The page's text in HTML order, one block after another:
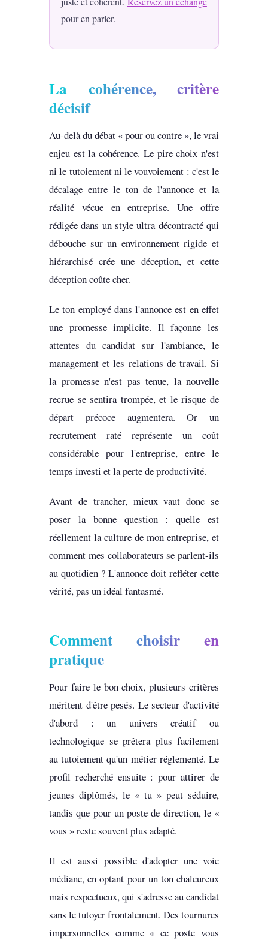
pour en parler.
La cohérence, critère
décisif
Au-delà du débat « pour ou contre », le vrai
enjeu est la cohérence. Le pire choix n'est
ni le tutoiement ni le vouvoiement : c'est le
décalage entre le ton de l'annonce et la
réalité vécue en entreprise. Une offre
rédigée dans un style ultra décontracté qui
débouche sur un environnement rigide et
hiérarchisé crée une déception, et cette
déception coûte cher.
Le ton employé dans l'annonce est en effet
une promesse implicite. Il façonne les
attentes du candidat sur l'ambiance, le
management et les relations de travail. Si
la promesse n'est pas tenue, la nouvelle
recrue se sentira trompée, et le risque de
départ précoce augmentera. Or un
recrutement raté représente un coût
considérable pour l'entreprise, entre le
temps investi et la perte de productivité.
Avant de trancher, mieux vaut donc se
poser la bonne question : quelle est
réellement la culture de mon entreprise, et
comment mes collaborateurs se parlent-ils
au quotidien ? L'annonce doit refléter cette
vérité, pas un idéal fantasmé.
Comment choisir en
pratique
Pour faire le bon choix, plusieurs critères
méritent d'être pesés. Le secteur d'activité
d'abord : un univers créatif ou
technologique se prêtera plus facilement
au tutoiement qu'un métier réglementé. Le
profil recherché ensuite : pour attirer de
jeunes diplômés, le « tu » peut séduire,
tandis que pour un poste de direction, le «
vous » reste souvent plus adapté.
Il est aussi possible d'adopter une voie
médiane, en optant pour un ton chaleureux
mais respectueux, qui s'adresse au candidat
sans le tutoyer frontalement. Des tournures
impersonnelles comme « ce poste vous